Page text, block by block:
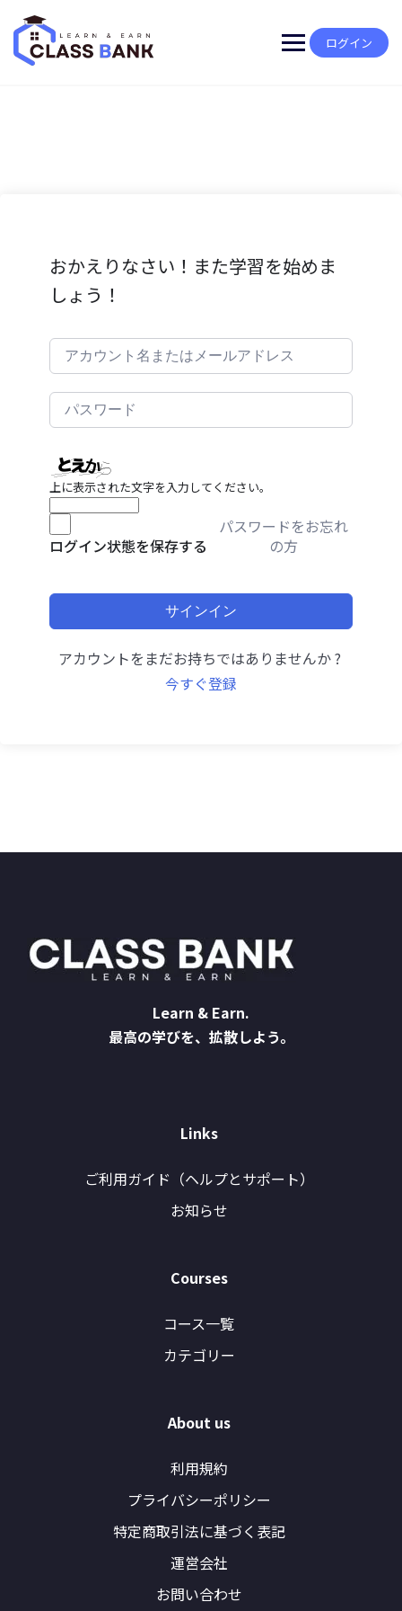
content
ログイン
おかえりなさい！また学習を始めま
しょう！
上に表示された文字を入力してください。
ログイン状態を保存する
パスワードをお忘れ
の方
サインイン
アカウントをまだお持ちではありませんか ?
今すぐ登録
Learn & Earn.
最高の学びを、拡散しよう。
Links
ご利用ガイド（ヘルプとサポート）
お知らせ
Courses
コース一覧
カテゴリー
About us
利用規約
プライバシーポリシー
特定商取引法に基づく表記
運営会社
お問い合わせ